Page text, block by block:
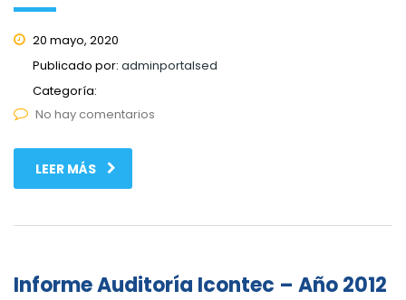
20 mayo, 2020
Publicado por: adminportalsed
Categoría:
No hay comentarios
LEER MÁS
Informe Auditoría Icontec – Año 2012